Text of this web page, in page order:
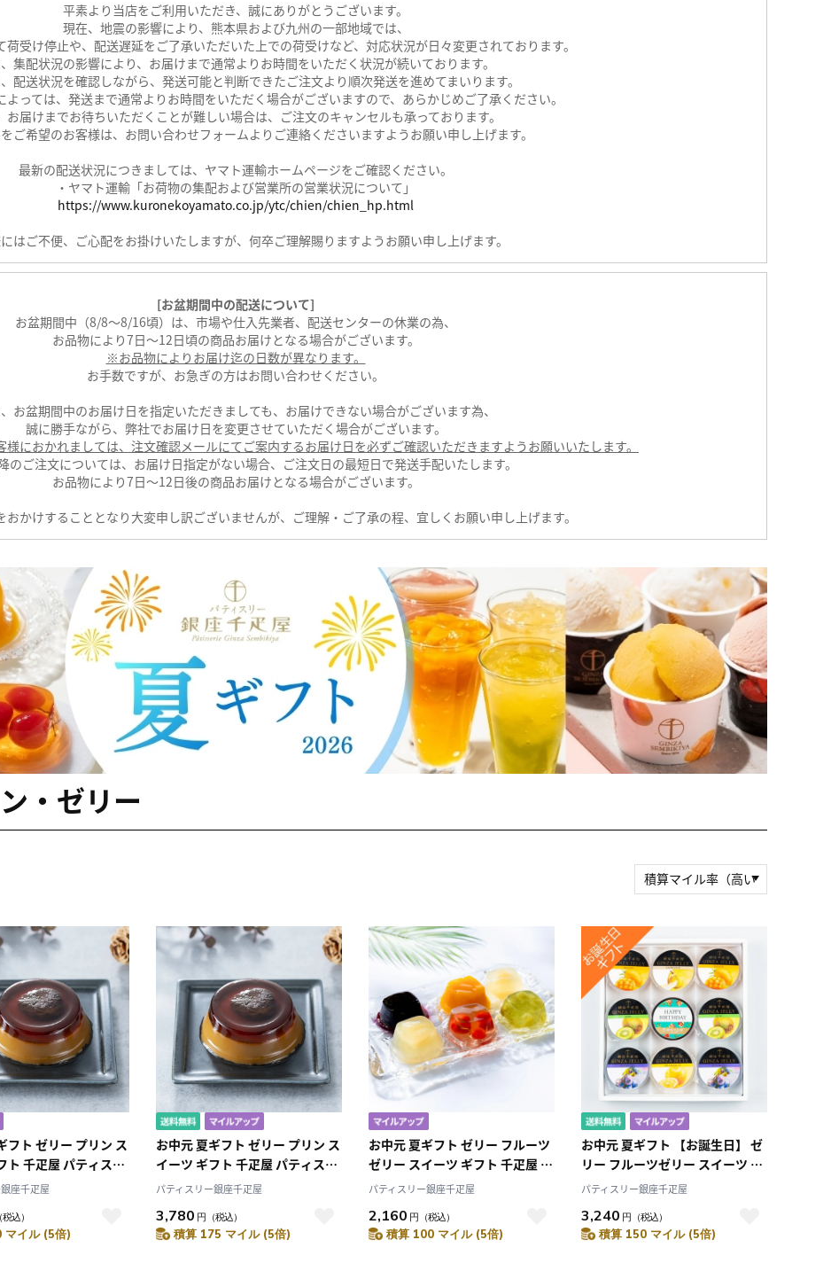
平素より当店をご利用いただき、誠にありがとうございます。
現在、地震の影響により、熊本県および九州の一部地域では、
荷受け停止や、配送遅延をご了承いただいた上での荷受けなど、対応状況が日々変更されております。
集配状況の影響により、お届けまで通常よりお時間をいただく状況が続いております。
配送状況を確認しながら、発送可能と判断できたご注文より順次発送を進めてまいります。
よっては、発送まで通常よりお時間をいただく場合がございますので、あらかじめご了承ください。
お届けまでお待ちいただくことが難しい場合は、ご注文のキャンセルも承っております。
ご希望のお客様は、お問い合わせフォームよりご連絡くださいますようお願い申し上げます。
最新の配送状況につきましては、ヤマト運輸ホームページをご確認ください。
・ヤマト運輸「お荷物の集配および営業所の営業状況について」
https://www.kuronekoyamato.co.jp/ytc/chien/chien_hp.html
はご不便、ご心配をお掛けいたしますが、何卒ご理解賜りますようお願い申し上げます。
[お盆期間中の配送について]
お盆期間中（8/8～8/16頃）は、市場や仕入先業者、配送センターの休業の為、
お品物により7日～12日頃の商品お届けとなる場合がございます。
※お品物によりお届け迄の日数が異なります。
お手数ですが、お急ぎの方はお問い合わせください。
お盆期間中のお届け日を指定いただきましても、お届けできない場合がございます為、
誠に勝手ながら、弊社でお届け日を変更させていただく場合がございます。
様におかれましては、注文確認メールにてご案内するお届け日を必ずご確認いただきますようお願いいたします。
のご注文については、お届け日指定がない場合、ご注文日の最短日で発送手配いたします。
お品物により7日～12日後の商品お届けとなる場合がございます。
おかけすることとなり大変申し訳ございませんが、ご理解・ご了承の程、宜しくお願い申し上げます。
・ゼリー
新着順
積算マイル率（高い
人気順
レビュー件数（多い
順）
レビュー評価（高い
順）
価格（安い順）
価格（高い順）
フト ゼリー プリン ス
ト 千疋屋 パティスリ
銀座マロンプリン3
座千疋屋
（税込）
マイル (5倍)
お中元 夏ギフト ゼリー プリン ス
イーツ ギフト 千疋屋 パティスリ
ー銀座千疋屋 銀座マロンプリン6
パティスリー銀座千疋屋
3,780 円 （税込）
積算 175 マイル (5倍)
お中元 夏ギフト ゼリー フルーツ
ゼリー スイーツ ギフト 千疋屋 パ
ティスリー銀座千疋屋 銀座ゼリ
パティスリー銀座千疋屋
2,160 円 （税込）
積算 100 マイル (5倍)
お中元 夏ギフト 【お誕生日】 ゼ
リー フルーツゼリー スイーツ ギ
フト 千疋屋 パティスリー銀座千
入
パティスリー銀座千疋屋
3,240 円 （税込）
積算 150 マイル (5倍)